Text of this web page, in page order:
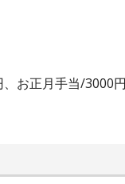
お正月手当/3000